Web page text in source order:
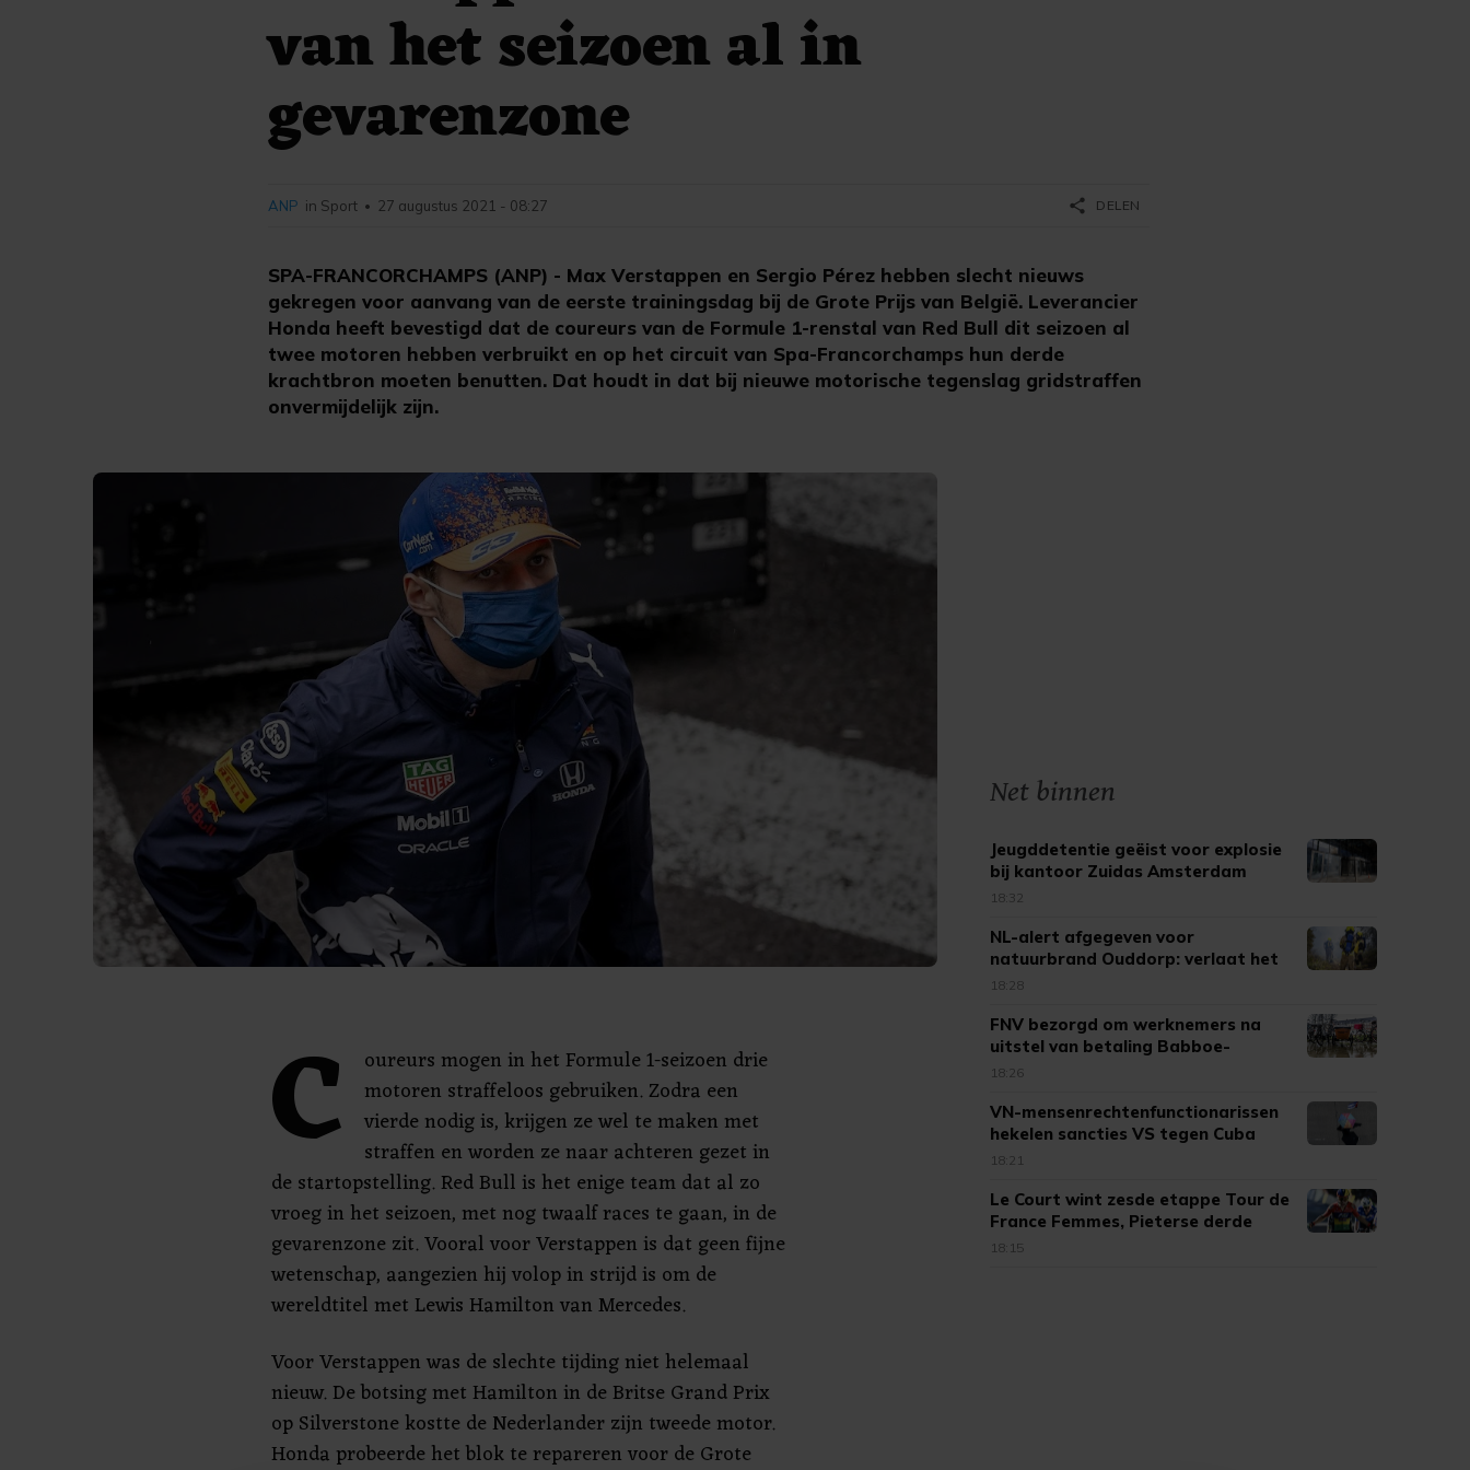
van het seizoen al in
gevarenzone
SPA-FRANCORCHAMPS (ANP) - Max Verstappen en Sergio Pérez hebben slecht nieuws
gekregen voor aanvang van de eerste trainingsdag bij de Grote Prijs van België. Leverancier
Honda heeft bevestigd dat de coureurs van de Formule 1-renstal van Red Bull dit seizoen al
twee motoren hebben verbruikt en op het circuit van Spa-Francorchamps hun derde
krachtbron moeten benutten. Dat houdt in dat bij nieuwe motorische tegenslag gridstraffen
onvermijdelijk zijn.
ANP in Sport • 27 augustus 2021 - 08:27 share DELEN
C
oureurs mogen in het Formule 1-seizoen drie
motoren straffeloos gebruiken. Zodra een
vierde nodig is, krijgen ze wel te maken met
straffen en worden ze naar achteren gezet in
de startopstelling. Red Bull is het enige team dat al zo
vroeg in het seizoen, met nog twaalf races te gaan, in de
gevarenzone zit. Vooral voor Verstappen is dat geen fijne
wetenschap, aangezien hij volop in strijd is om de
wereldtitel met Lewis Hamilton van Mercedes.
Voor Verstappen was de slechte tijding niet helemaal
nieuw. De botsing met Hamilton in de Britse Grand Prix
op Silverstone kostte de Nederlander zijn tweede motor.
Honda probeerde het blok te repareren voor de Grote
Net binnen
Jeugddetentie geëist voor explosie
bij kantoor Zuidas Amsterdam
18:32
NL-alert afgegeven voor
natuurbrand Ouddorp: verlaat het
gebied
18:28
FNV bezorgd om werknemers na
uitstel van betaling Babboe-
moeder
18:26
VN-mensenrechtenfunctionarissen
hekelen sancties VS tegen Cuba
18:21
Le Court wint zesde etappe Tour de
France Femmes, Pieterse derde
18:15